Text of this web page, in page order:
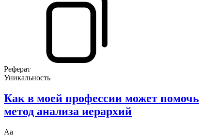
Реферат
Уникальность
Как в моей профессии может помочь
метод анализа иерархий
Аа